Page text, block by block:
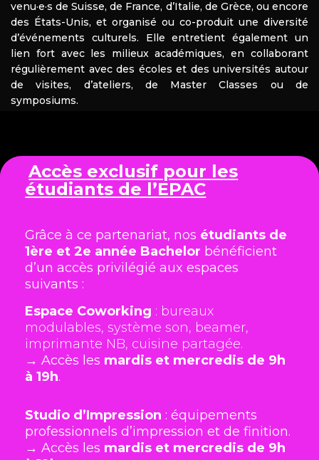
venu·e·s de Suisse, de France, d’Italie, de Grèce, ou encore
des États-Unis, et organisé ou co-produit une diversité
d’événements culturels. Elle entretient également un
lien fort avec les milieux académiques, en collaborant
régulièrement avec des écoles et des universités autour
de visites, d’ateliers, de Master Classes ou de
symposiums.
Accès exclusif pour les
étudiants de l’EPAC
Grâce à ce partenariat, nos étudiants de
1ère et 2e année Bachelor bénéficient
d’un accès privilégié aux espaces
suivants :
Espace Coworking : bureaux
modulables, système son, beamer,
imprimante NB, cuisine partagée.
→ Accès les mardis et mercredis de 9h
à 19h.
Studio d’Impression : équipements
professionnels d’impression et de finition.
→ Accès les mardis et mercredis de 9h